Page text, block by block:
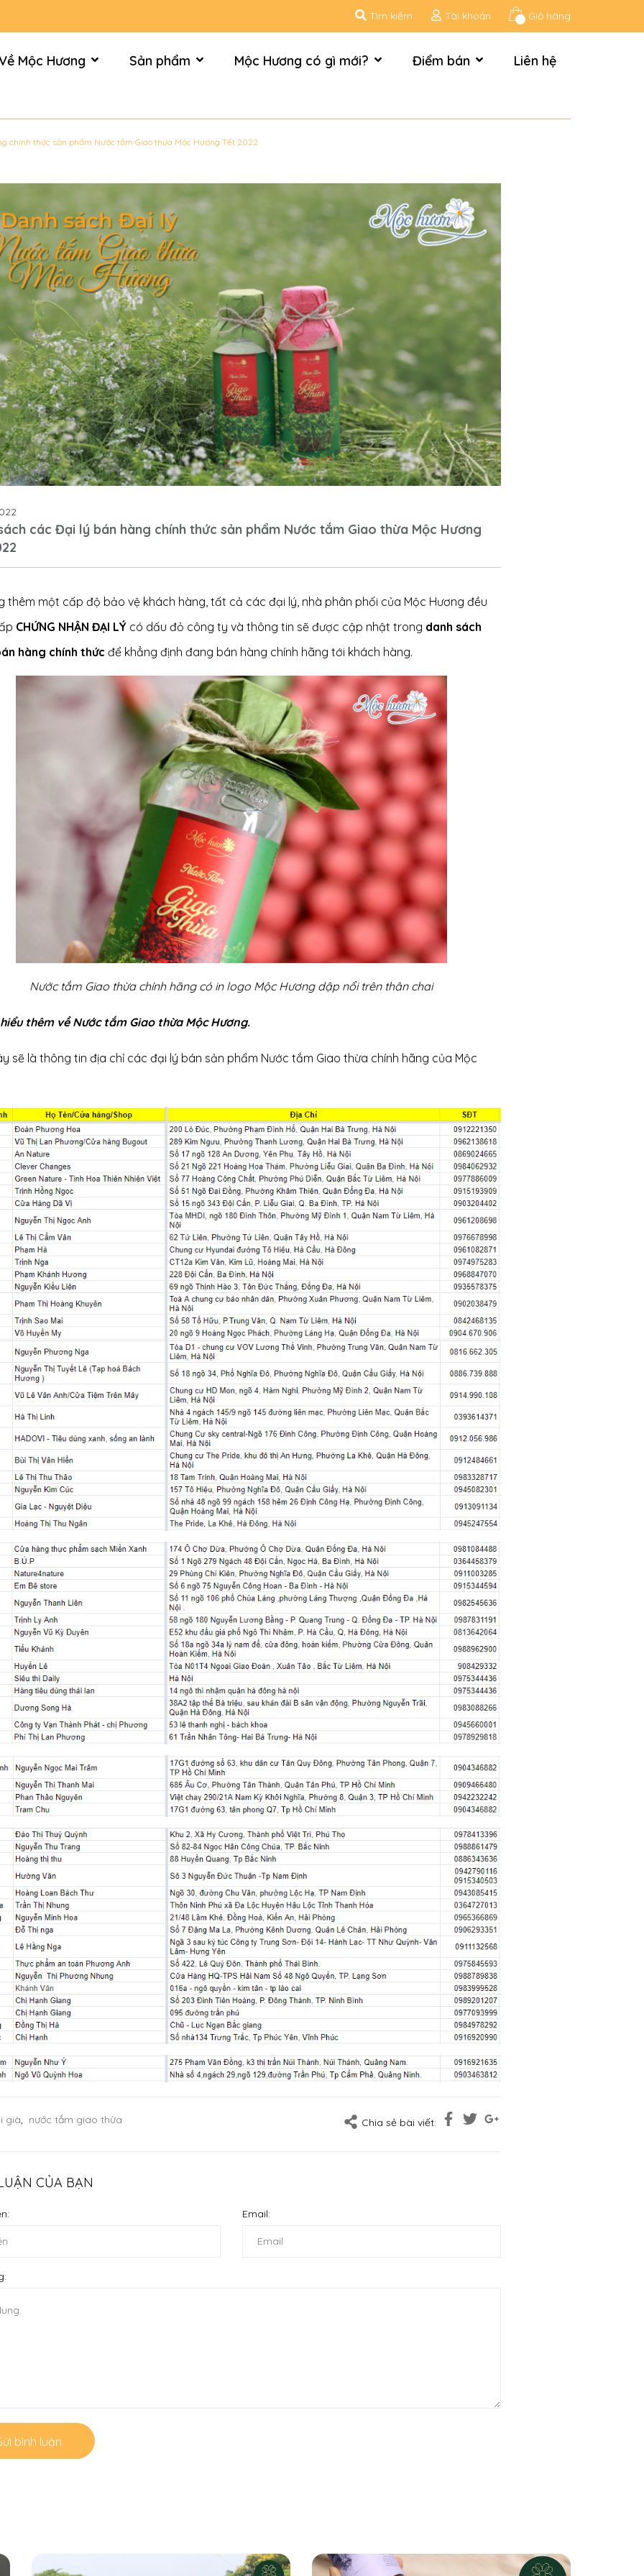
Giỏ hàng
Tài khoản
Tìm kiếm
Mộc Hương Sản phẩm Mộc Hương có gì mới? Điểm bán Liên hệ
chính thức sản phẩm Nước tắm Giao thừa Mộc Hương Tết 2022
các Đại lý bán hàng chính thức sản phẩm Nước tắm Giao thừa Mộc Hương
thêm một cấp độ bảo vệ khách hàng, tất cả các đại lý, nhà phân phối của Mộc Hương đều
CHỨNG NHẬN ĐẠI LÝ có dấu đỏ công ty và thông tin sẽ được cập nhật trong danh sách
hàng chính thức để khẳng định đang bán hàng chính hãng tới khách hàng.
Nước tắm Giao thừa chính hãng có in logo Mộc Hương dập nổi trên thân chai
thêm vềNước tắm Giao thừa Mộc Hương.
sẽ là thông tin địa chỉ các đại lý bán sản phẩm Nước tắm Giao thừa chính hãng của Mộc
già, nước tắm giao thừa Chia sẻ bài viết:
CỦA BẠN
Email:
bình luận